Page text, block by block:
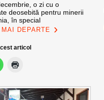
o zi cu o
deosebită pentru minerii
în special
DEPARTE
articol